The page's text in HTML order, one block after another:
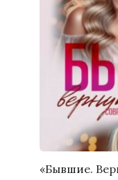
«Бывшие.